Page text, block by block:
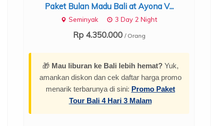
Paket Bulan Madu Bali at Ayona V...
Seminyak 3 Day 2 Night
Rp 4.350.000 / Orang
🎁 Mau liburan ke Bali lebih hemat?Yuk,
amankan diskon dan cek daftar harga promo
menarik terbarunya di sini: Promo Paket
Tour Bali 4 Hari 3 Malam